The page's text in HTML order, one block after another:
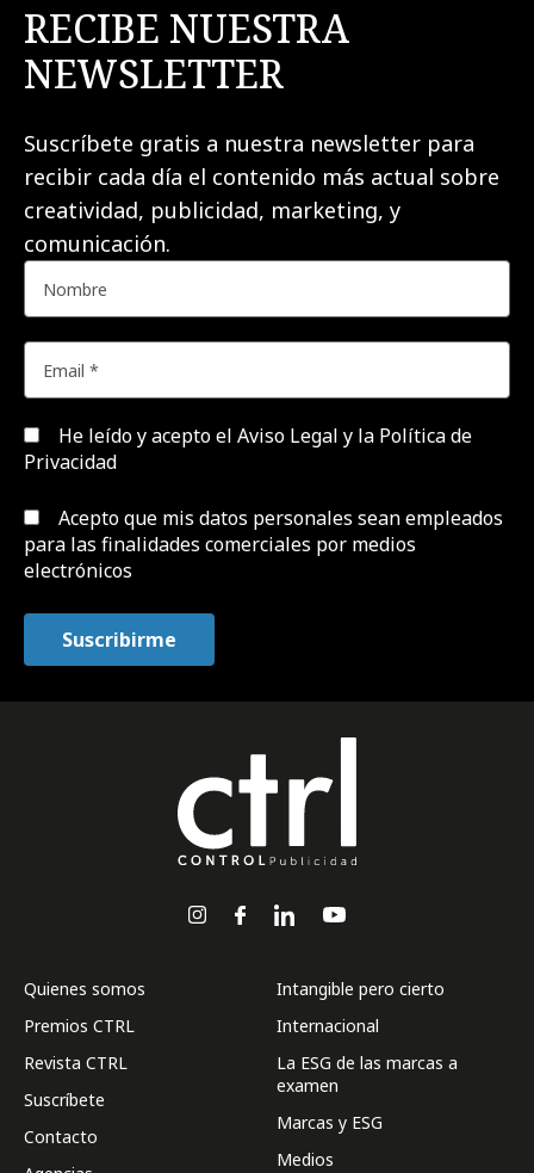
RECIBE NUESTRA
NEWSLETTER
Suscríbete gratis a nuestra newsletter para
recibir cada día el contenido más actual sobre
creatividad, publicidad, marketing, y
comunicación.
He leído y acepto el Aviso Legal y la Política de
Privacidad
Acepto que mis datos personales sean empleados
para las finalidades comerciales por medios
electrónicos
Quienes somos
Premios CTRL
Revista CTRL
Suscríbete
Contacto
Intangible pero cierto
Internacional
La ESG de las marcas a
examen
Marcas y ESG
Medios